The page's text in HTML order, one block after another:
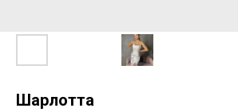
Шарлотта